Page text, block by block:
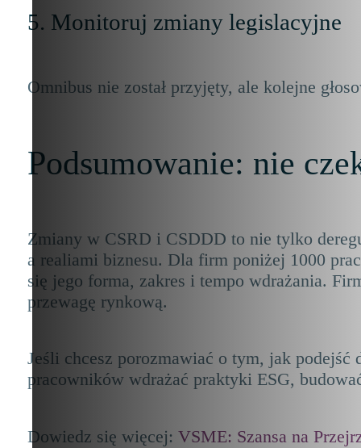
5. Monitoruj zmiany legislacyjne
Omnibus nie został przyjęty, ale kolejne
Podsumowanie: nie
Zmiany w CSRD i CSDDD to nie tylko
a realiami biznesu. Dla firm poniżej 1000
się jego forma, zakres i tempo wdrażania.
przewagę rynkową.
Jeśli chcesz porozmawiać o tym, jak
pracowników wdrażać praktyki ESG,
Dowiedz się więcej: VSME: Szansa na